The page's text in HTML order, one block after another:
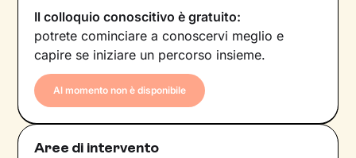
Il colloquio conoscitivo è gratuito:
potrete cominciare a conoscervi meglio e
capire se iniziare un percorso insieme.
Al momento non è disponibile
Aree di intervento